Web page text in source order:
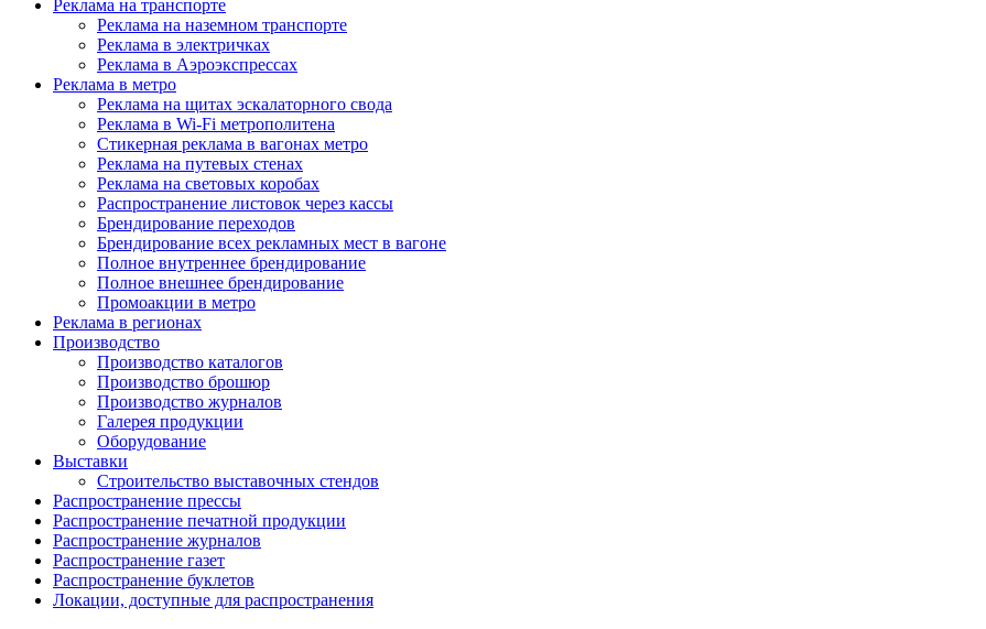
Реклама на транспорте
Реклама на наземном транспорте
Реклама в электричках
Реклама в Аэроэкспрессах
Реклама в метро
Реклама на щитах эскалаторного свода
Реклама в Wi-Fi метрополитена
Стикерная реклама в вагонах метро
Реклама на путевых стенах
Реклама на световых коробах
Распространение листовок через кассы
Брендирование переходов
Брендирование всех рекламных мест в вагоне
Полное внутреннее брендирование
Полное внешнее брендирование
Промоакции в метро
Реклама в регионах
Производство
Производство каталогов
Производство брошюр
Производство журналов
Галерея продукции
Оборудование
Выставки
Строительство выставочных стендов
Распространение прессы
Распространение печатной продукции
Распространение журналов
Распространение газет
Распространение буклетов
Локации, доступные для распространения